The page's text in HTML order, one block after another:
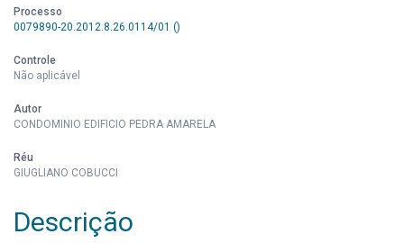
Processo
0079890-20.2012.8.26.0114/01 ()
Controle
Não aplicável
Autor
CONDOMINIO EDIFICIO PEDRA AMARELA
Réu
GIUGLIANO COBUCCI
Descrição